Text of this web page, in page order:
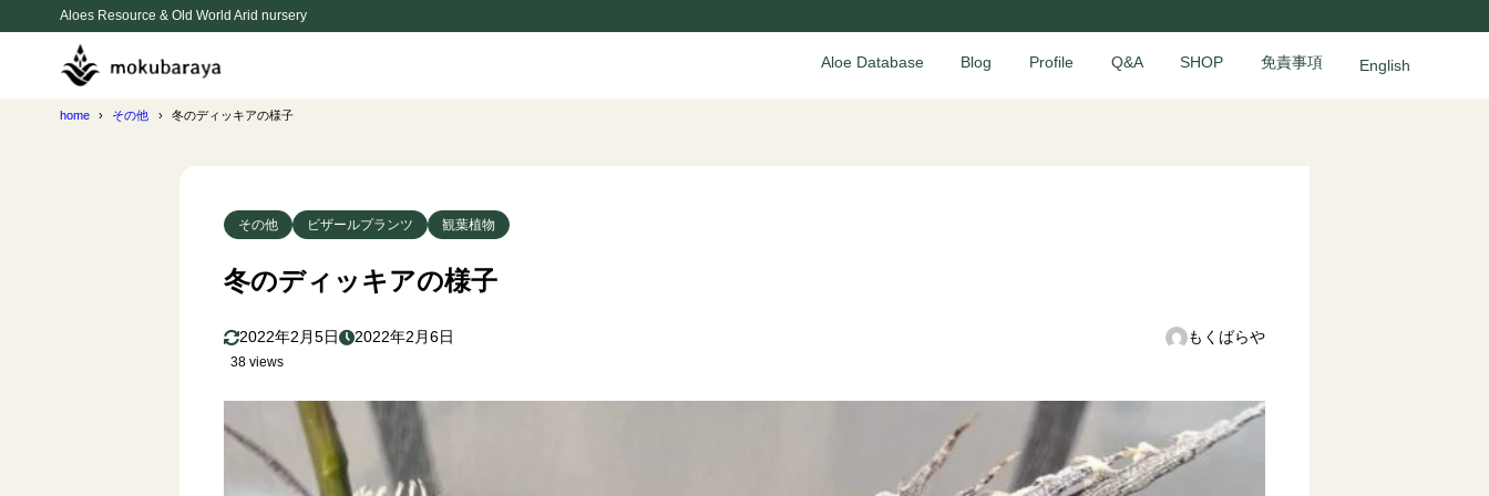
Aloes Resource & Old World Arid nursery
Aloe Database Blog Profile Q&A SHOP 免責事項 English
home その他 冬のディッキアの様子
その他 ビザールプランツ 観葉植物
冬のディッキアの様子
2022年2月5日 2022年2月6日 もくばらや
38 views